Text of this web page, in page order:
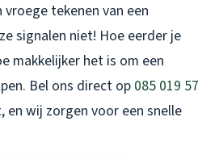
tekenen van een
signalen niet! Hoe eerder je
makkelijker het is om een
Bel ons direct op 085 019 57
en wij zorgen voor een snelle